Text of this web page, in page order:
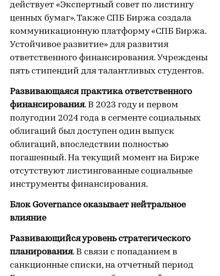
действует «Экспертный совет по листингу
ценных бумаг». Также СПБ Биржа создала
коммуникационную платформу «СПБ Биржа.
Устойчивое развитие» для развития
ответственного финансирования. Учреждены
пять стипендий для талантливых студентов.
Развивающаяся практика ответственного
финансирования. В 2023 году и первом
полугодии 2024 года в сегменте социальных
облигаций был доступен один выпуск
облигаций, впоследствии полностью
погашенный. На текущий момент на Бирже
отсутствуют листингованные социальные
инструменты финансирования.
Блок Governance оказывает нейтральное
влияние
Развивающийся уровень стратегического
планирования. В связи с попаданием в
санкционные списки, на отчетный период